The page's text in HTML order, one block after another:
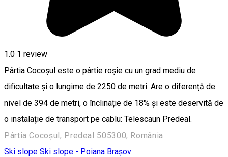
1.0 1 review
Pârtia Cocoșul este o pârtie roșie cu un grad mediu de
dificultate și o lungime de 2250 de metri. Are o diferență de
nivel de 394 de metri, o înclinație de 18% și este deservită de
o instalație de transport pe cablu: Telescaun Predeal.
Pârtia Cocoșul, Predeal 505300, România
Ski slope Ski slope - Poiana Brașov